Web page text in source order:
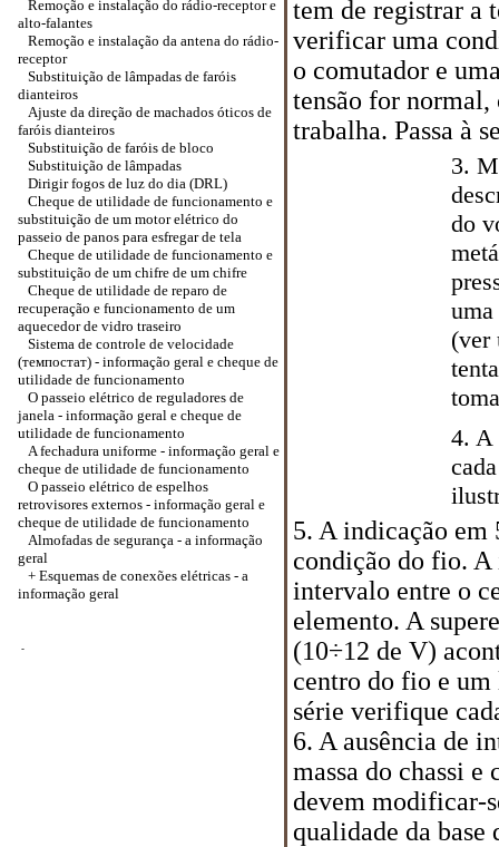
Remoção e instalação do rádio-receptor e
alto-falantes
Remoção e instalação da antena do rádio-
receptor
Substituição de lâmpadas de faróis
dianteiros
Ajuste da direção de machados óticos de
faróis dianteiros
Substituição de faróis de bloco
Substituição de lâmpadas
Dirigir fogos de luz do dia (DRL)
Cheque de utilidade de funcionamento e
substituição de um motor elétrico do
passeio de panos para esfregar de tela
Cheque de utilidade de funcionamento e
substituição de um chifre de um chifre
Cheque de utilidade de reparo de
recuperação e funcionamento de um
aquecedor de vidro traseiro
Sistema de controle de velocidade
(темпостат) - informação geral e cheque de
utilidade de funcionamento
O passeio elétrico de reguladores de
janela - informação geral e cheque de
utilidade de funcionamento
A fechadura uniforme - informação geral e
cheque de utilidade de funcionamento
O passeio elétrico de espelhos
retrovisores externos - informação geral e
cheque de utilidade de funcionamento
Almofadas de segurança - a informação
geral
+ Esquemas de conexões elétricas - a
informação geral
-
tem de registrar a
verificar uma
o comutador e
tensão for normal,
trabalha. Passa à
3.
do
(ver
4. A
5. A indicação
condição do fio.
intervalo entre o
elemento. A
(10÷12 de V)
centro do fio e
série verifique
6. A ausência de
massa do chassi e
devem modificar-
qualidade da